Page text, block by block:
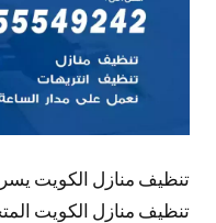
تنظيف منازل الكويت
تنظيف منازل الكويت